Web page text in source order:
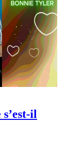
approche –